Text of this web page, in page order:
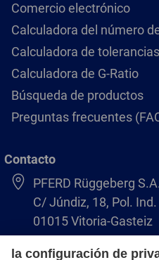
Comercio electrónico
Calculadora del número
Calculadora de
Calculadora de G-Ratio
Búsqueda de productos
Preguntas frecuentes
Contacto
PFERD Rüggeberg S.A.
C/ Júndiz, 18, Pol.
01015 Vitoria-Gasteiz
+34 945 184 400